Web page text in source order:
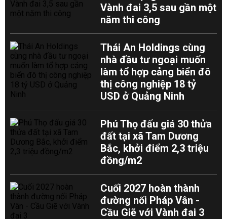
Vành đai 3,5 sau gần một
năm thi công
Thái An Holdings cùng
nhà đầu tư ngoại muốn
làm tổ hợp cảng biển đô
thị công nghiệp 18 tỷ
USD ở Quảng Ninh
Phú Thọ đấu giá 30 thửa
đất tại xã Tam Dương
Bắc, khởi điểm 2,3 triệu
đồng/m2
Cuối 2027 hoàn thành
đường nối Pháp Vân -
Cầu Giẽ với Vành đai 3